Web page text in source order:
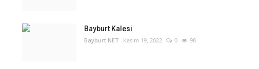
Bayburt Kalesi
Bayburt NET Kasım 19, 2022 0 98